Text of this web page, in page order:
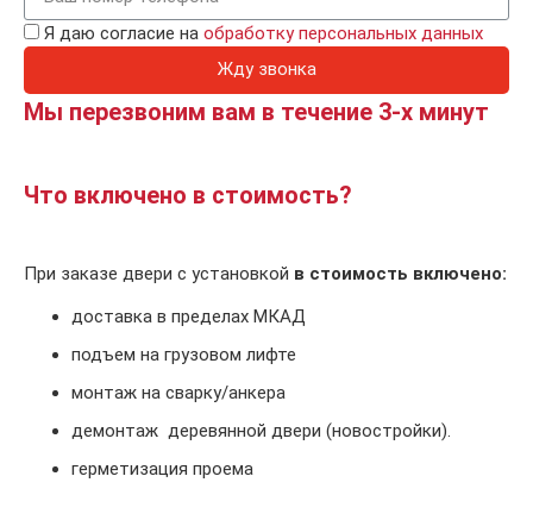
Я даю согласие на обработку персональных данных
Жду звонка
Мы перезвоним вам в течение 3-х минут
Что включено в стоимость?
При заказе двери с установкой в стоимость включено:
доставка в пределах МКАД
подъем на грузовом лифте
монтаж на сварку/анкера
демонтаж деревянной двери (новостройки).
герметизация проема